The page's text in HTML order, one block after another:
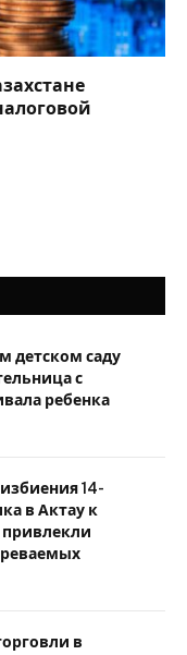
детском саду
с
ребенка
14-
в Актау к
привлекли
в